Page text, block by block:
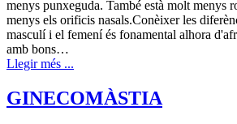
menys punxeguda. També està molt menys
menys els orificis nasals.Conèixer les
masculí i el femení és fonamental alhora
amb bons…
Llegir més ...
GINECOMÀSTIA